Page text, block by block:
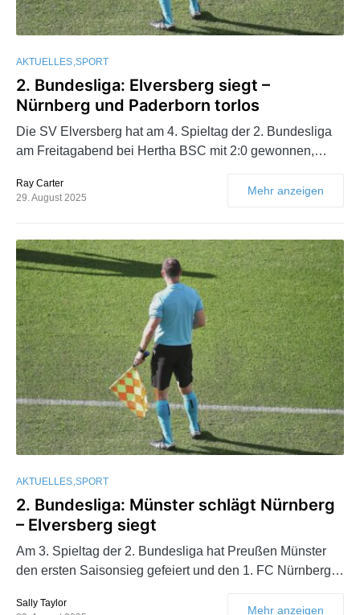
AKTUELLES SPORT
2. Bundesliga: Elversberg siegt –
Nürnberg und Paderborn torlos
Die SV Elversberg hat am 4. Spieltag der 2. Bundesliga
am Freitagabend bei Hertha BSC mit 2:0 gewonnen,…
Ray Carter
29. August 2025
Mehr anzeigen
AKTUELLES SPORT
2. Bundesliga: Münster schlägt Nürnberg
– Elversberg siegt
Am 3. Spieltag der 2. Bundesliga hat Preußen Münster
den ersten Saisonsieg gefeiert und den 1. FC Nürnberg…
Sally Taylor
Mehr anzeigen